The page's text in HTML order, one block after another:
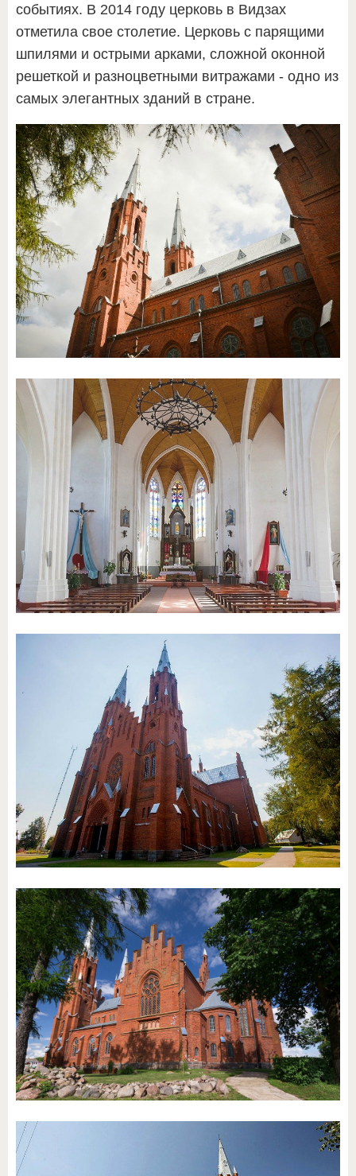
событиях. В 2014 году церковь в Видзах
отметила свое столетие. Церковь с парящими
шпилями и острыми арками, сложной оконной
решеткой и разноцветными витражами - одно из
самых элегантных зданий в стране.